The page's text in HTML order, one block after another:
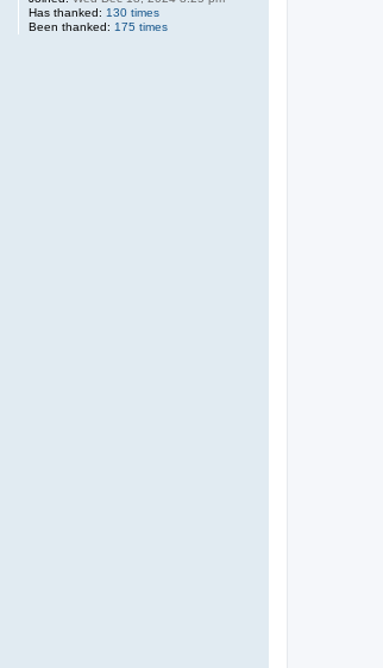
Has thanked: 130 times
Been thanked: 175 times